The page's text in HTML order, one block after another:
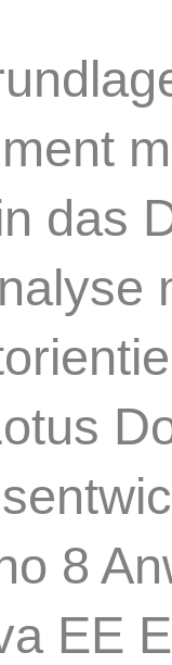
das
8
EE